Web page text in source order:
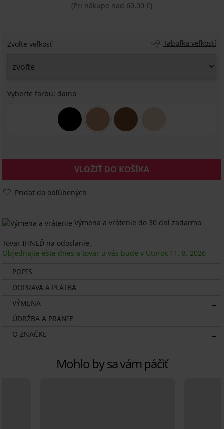
(Pri nákupe nad 60,00 €)
Zvoľte veľkosť Tabuľka veľkostí
Vyberte farbu: daino
VLOŽIŤ DO KOŠÍKA
Pridať do obľúbených
Výmena a vrátenie do 30 dní zadarmo
Tovar IHNEĎ na odoslanie.
Objednajte ešte dnes a tovar u vás bude v Utorok 11. 8. 2026
POPIS
DOPRAVA A PLATBA
VÝMENA
ÚDRŽBA A PRANIE
O ZNAČKE
Mohlo by sa vám páčiť